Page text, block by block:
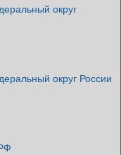
округ
округ России